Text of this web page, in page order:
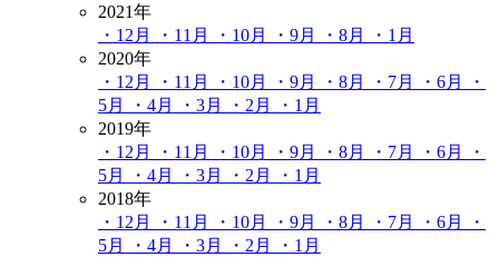
2021年
・12月
・11月 ・10月 ・9月 ・8月
・1月
2020年
・12月
・11月 ・10月 ・9月 ・8月 ・7月 ・6月
・
5月
・4月 ・3月 ・2月
・1月
2019年
・12月
・11月 ・10月 ・9月 ・8月 ・7月 ・6月
・
5月
・4月 ・3月 ・2月
・1月
2018年
・12月
・11月 ・10月 ・9月 ・8月 ・7月 ・6月
・
5月
・4月 ・3月 ・2月
・1月